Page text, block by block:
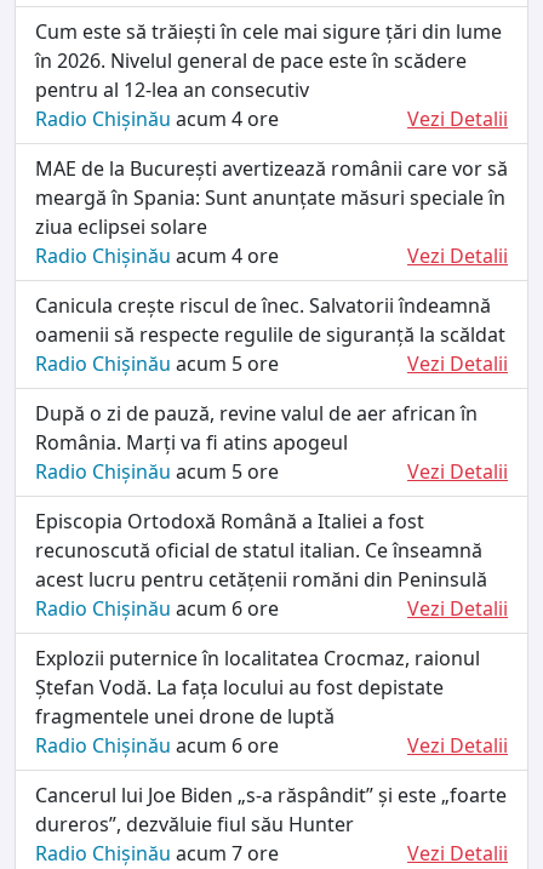
Cum este să trăiești în cele mai sigure țări din lume
în 2026. Nivelul general de pace este în scădere
pentru al 12-lea an consecutiv
Radio Chișinău acum 4 ore
Vezi Detalii
MAE de la București avertizează românii care vor să
meargă în Spania: Sunt anunțate măsuri speciale în
ziua eclipsei solare
Radio Chișinău acum 4 ore
Vezi Detalii
Canicula crește riscul de înec. Salvatorii îndeamnă
oamenii să respecte regulile de siguranță la scăldat
Radio Chișinău acum 5 ore
Vezi Detalii
După o zi de pauză, revine valul de aer african în
România. Marți va fi atins apogeul
Radio Chișinău acum 5 ore
Vezi Detalii
Episcopia Ortodoxă Română a Italiei a fost
recunoscută oficial de statul italian. Ce înseamnă
acest lucru pentru cetățenii romăni din Peninsulă
Radio Chișinău acum 6 ore
Vezi Detalii
Explozii puternice în localitatea Crocmaz, raionul
Ștefan Vodă. La fața locului au fost depistate
fragmentele unei drone de luptǎ
Radio Chișinău acum 6 ore
Vezi Detalii
Cancerul lui Joe Biden „s-a răspândit” și este „foarte
dureros”, dezvăluie fiul său Hunter
Radio Chișinău acum 7 ore
Vezi Detalii